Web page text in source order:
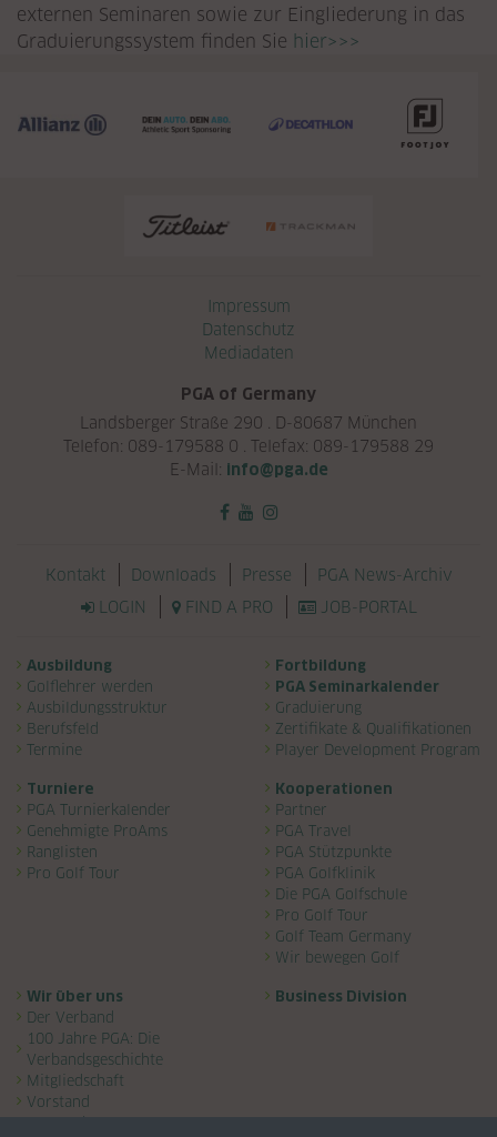
externen Seminaren sowie zur Eingliederung in das
Graduierungssystem finden Sie hier>>>
Impressum
Datenschutz
Mediadaten
PGA of Germany
Landsberger Straße 290 . D-80687 München
Telefon: 089-179588 0 . Telefax: 089-179588 29
E-Mail: info@pga.de
Navigation überspringen
Kontakt Downloads Presse
PGA News-Archiv
LOGIN
FIND A PRO JOB-PORTAL
Navigation überspringen
Ausbildung
Golflehrer werden
Ausbildungsstruktur
Berufsfeld
Termine
Fortbildung
PGA Seminarkalender
Graduierung
Zertifikate & Qualifikationen
Player Development Program
Turniere
PGA Turnierkalender
Genehmigte ProAms
Ranglisten
Pro Golf Tour
Kooperationen
Partner
PGA Travel
PGA Stützpunkte
PGA Golfklinik
Die PGA Golfschule
Pro Golf Tour
Golf Team Germany
Wir bewegen Golf
Wir über uns
Der Verband
100 Jahre PGA: Die
Verbandsgeschichte
Mitgliedschaft
Vorstand
Ansprechpartner
Business Division